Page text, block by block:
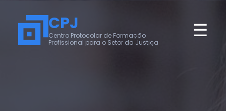
CPJ
Centro Protocolar de Formação
Profissional para o Setor da Justiça
☰